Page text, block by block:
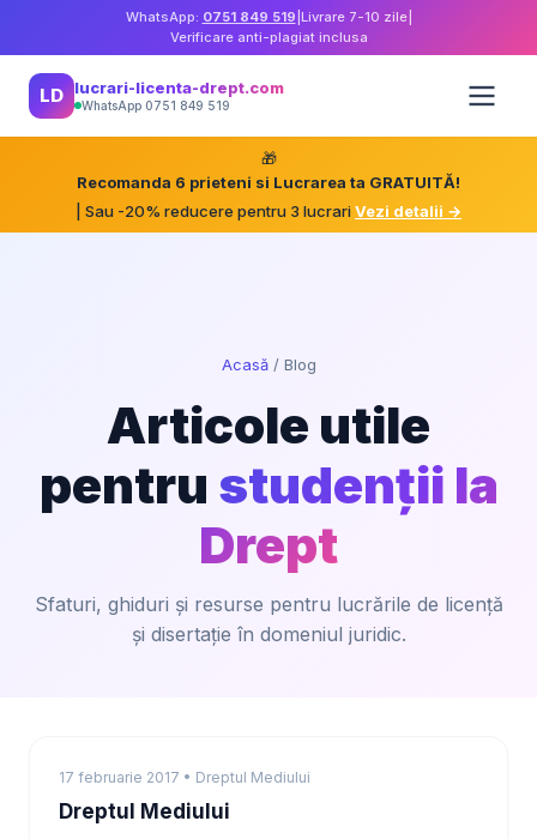
WhatsApp: 0751 849 519 Livrare 7-10 zile|
Verificare anti-plagiat inclusa
LD lucrari-licenta-drept.com
WhatsApp 0751 849 519
🎁
Recomanda 6 prieteni si Lucrarea ta GRATUITĂ!
| Sau -20% reducere pentru 3 lucrariVezi detalii →
Acasă/ Blog
Articole utile
pentru studenții la
Drept
Sfaturi, ghiduri și resurse pentru lucrările de licență
și disertație în domeniul juridic.
17 februarie 2017 • Dreptul Mediului
Dreptul Mediului